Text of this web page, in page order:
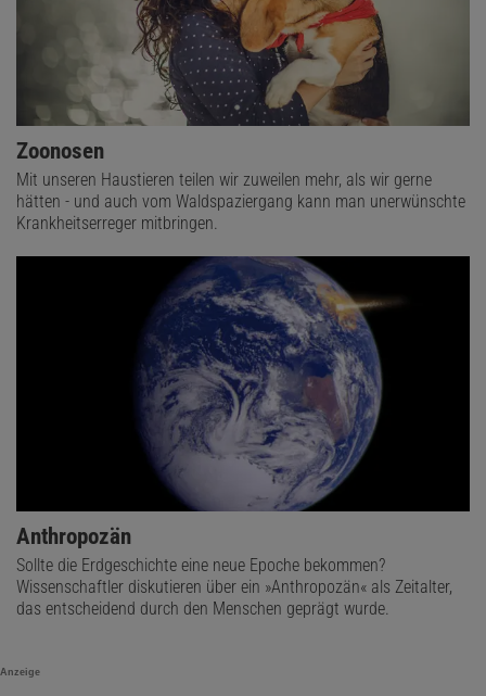
Zoonosen
Mit unseren Haustieren teilen wir zuweilen mehr, als wir gerne
hätten - und auch vom Waldspaziergang kann man unerwünschte
Krankheitserreger mitbringen.
Anthropozän
Sollte die Erdgeschichte eine neue Epoche bekommen?
Wissenschaftler diskutieren über ein »Anthropozän« als Zeitalter,
das entscheidend durch den Menschen geprägt wurde.
Anzeige